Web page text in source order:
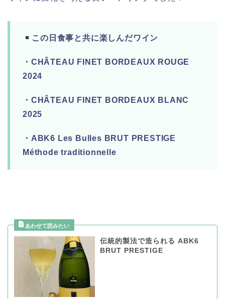
この日食事と共に楽しんだワイン
・CHÂTEAU FINET BORDEAUX ROUGE
2024
・CHÂTEAU FINET BORDEAUX BLANC
2025
・ABK6 Les Bulles BRUT PRESTIGE
Méthode traditionnelle
伝統的製法で造られる ABK6
BRUT PRESTIGE